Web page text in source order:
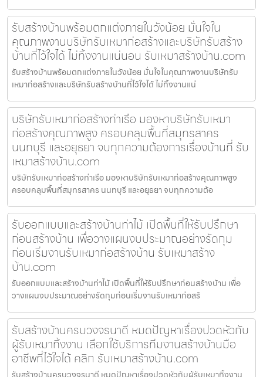
รับสร้างบ้านพร้อมตกแต่งภายในวังน้อย มั่นใจใน
คุณภาพงานบริษัทรับเหมาก่อสร้างและบริษัทรับสร้าง
บ้านที่ไว้ใจได้ ไม่ทิ้งงานแน่นอน รับเหมาสร้างบ้าน.com
รับสร้างบ้านพร้อมตกแต่งภายในวังน้อย มั่นใจในคุณภาพงานบริษัทรับ
เหมาก่อสร้างและบริษัทรับสร้างบ้านที่ไว้ใจได้ ไม่ทิ้งงานแน่
บริษัทรับเหมาก่อสร้างท่าเรือ มองหาบริษัทรับเหมา
ก่อสร้างคุณภาพสูง ครอบคลุมพื้นที่สมุทรสาคร
นนทบุรี และอยุธยา จบทุกความต้องการเรื่องบ้านที่ รับ
เหมาสร้างบ้าน.com
บริษัทรับเหมาก่อสร้างท่าเรือ มองหาบริษัทรับเหมาก่อสร้างคุณภาพสูง
ครอบคลุมพื้นที่สมุทรสาคร นนทบุรี และอยุธยา จบทุกความต้อ
รับออกแบบและสร้างบ้านท่าไม้ เปิดพื้นที่ให้รับปรึกษา
ก่อนสร้างบ้าน เพื่อวางแผนงบประมาณอย่างรัดกุม
ก่อนเริ่มงานรับเหมาก่อสร้างบ้าน รับเหมาสร้าง
บ้าน.com
รับออกแบบและสร้างบ้านท่าไม้ เปิดพื้นที่ให้รับปรึกษาก่อนสร้างบ้าน เพื่อ
วางแผนงบประมาณอย่างรัดกุมก่อนเริ่มงานรับเหมาก่อสร้
รับสร้างบ้านครบวงจรนาดี หมดปัญหาเรื่องปวดหัวกับ
ผู้รับเหมาทิ้งงาน เลือกใช้บริการทีมงานสร้างบ้านมือ
อาชีพที่ไว้ใจได้ คลิก รับเหมาสร้างบ้าน.com